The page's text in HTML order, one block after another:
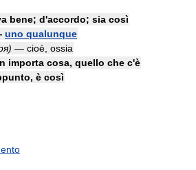
bene; d'accordo; sia così
uno qualunque
— cioè, ossia
importa cosa, quello che c'è
è così